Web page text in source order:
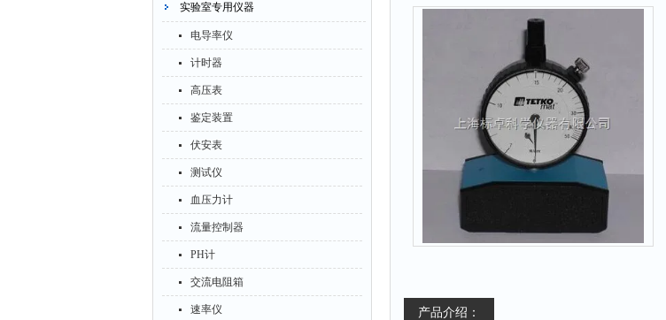
实验室专用仪器
电导率仪
计时器
高压表
鉴定装置
伏安表
测试仪
血压力计
流量控制器
PH计
交流电阻箱
速率仪 产品介绍：